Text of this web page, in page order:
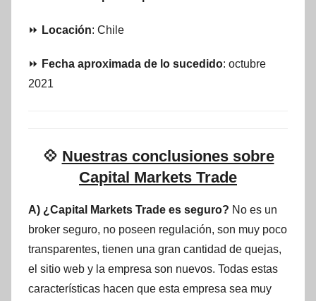
⏩ Locación: Chile
⏩ Fecha aproximada de lo sucedido: octubre
2021
💠 Nuestras conclusiones sobre
Capital Markets Trade
A) ¿Capital Markets Trade es seguro? No es un
broker seguro, no poseen regulación, son muy poco
transparentes, tienen una gran cantidad de quejas,
el sitio web y la empresa son nuevos. Todas estas
características hacen que esta empresa sea muy